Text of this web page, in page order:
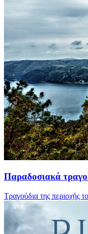
Παραδοσιακά
Τραγούδια της περιοχής